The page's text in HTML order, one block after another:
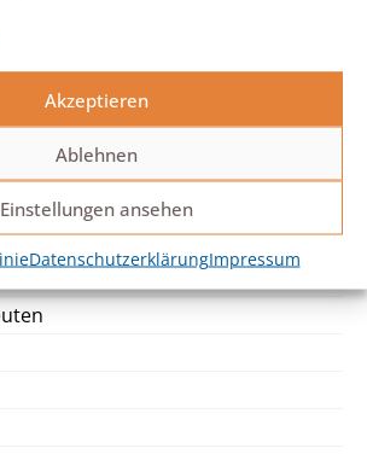
Akzeptieren
Ablehnen
Einstellungen ansehen
DatenschutzerklärungImpressum
Wiegner